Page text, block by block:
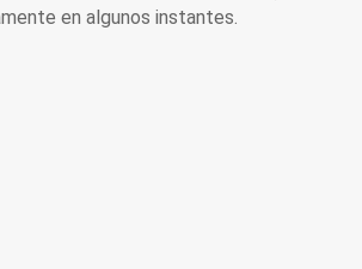
en algunos instantes.